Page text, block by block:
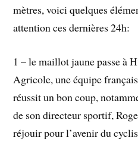
mètres, voici quelques
attention ces dernières 24h:
1 – le maillot jaune passe à
Agricole, une équipe
réussit un bon coup,
de son directeur sportif,
réjouir pour l’avenir du